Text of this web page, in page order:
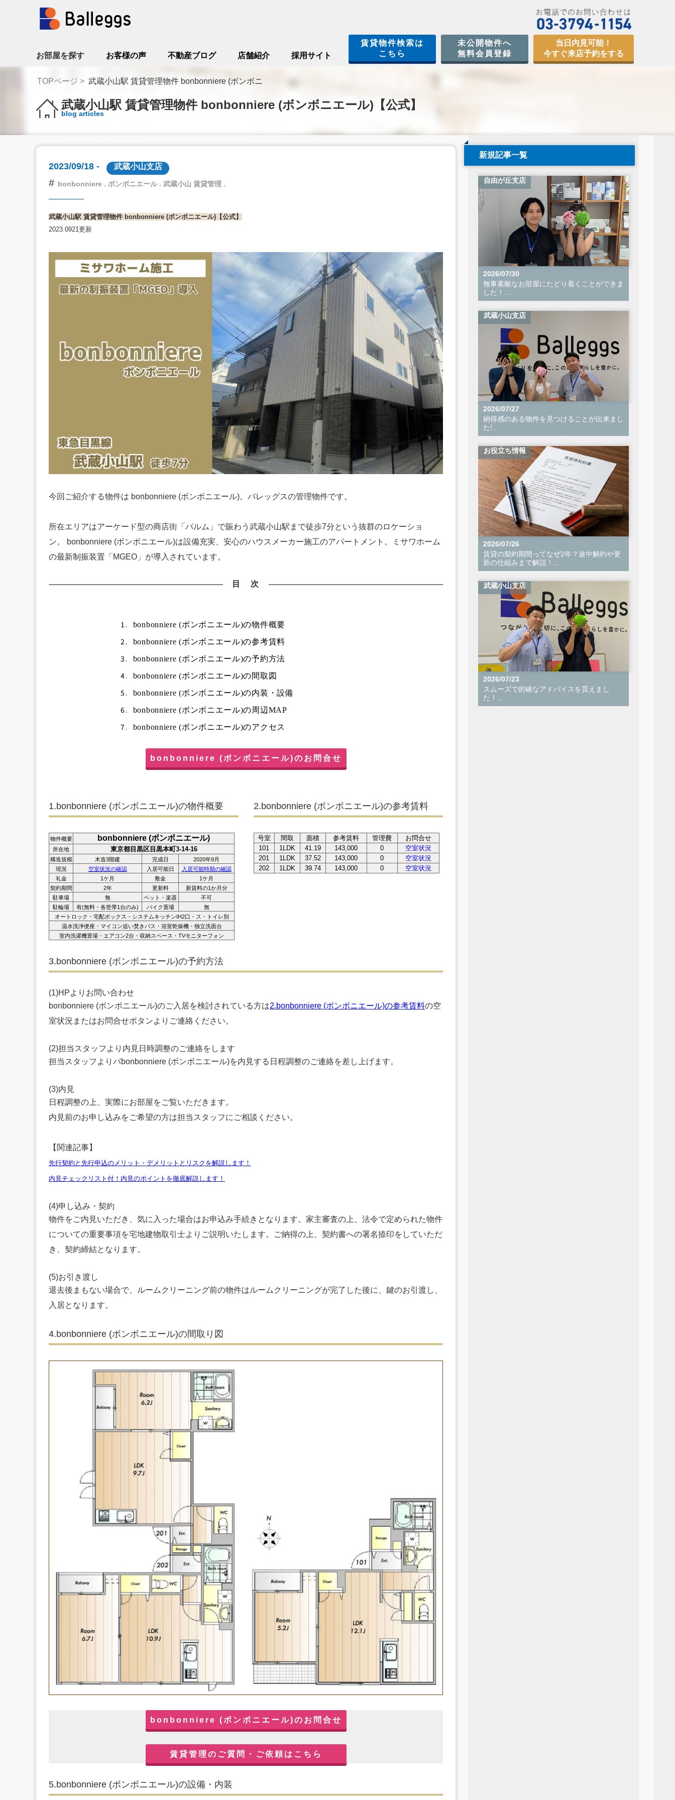
お部屋を探す お客様の声 不動産ブログ 店舗紹介 採用サイト
賃貸物件検索は
こちら
未公開物件へ
無料会員登録
当日内見可能！
今すぐ来店予約をする
TOPページ 武蔵小山駅 賃貸管理物件 bonbonniere (ボンボニ
武蔵小山駅 賃貸管理物件 bonbonniere (ボンボニエール)【公式】
blog articles
2023/09/18 - 武蔵小山支店
# bonbonniere . ボンボニエール . 武蔵小山 賃貸管理 .
武蔵小山駅 賃貸管理物件 bonbonniere (ボンボニエール)【公式】
2023.0921更新
今回ご紹介する物件は bonbonniere (ボンボニエール)。バレッグスの管理物件です。
所在エリアはアーケード型の商店街「パルム」で賑わう武蔵小山駅まで徒歩7分という抜群のロケーショ
ン。
bonbonniere (ボンボニエール)は設備充実、安心のハウスメーカー施工のアパートメント。ミサワホーム
の最新制振装置「MGEO」が導入されています。
目 次
1. bonbonniere (ボンボニエール)の物件概要
2. bonbonniere (ボンボニエール)の参考賃料
3. bonbonniere (ボンボニエール)の予約方法
4. bonbonniere (ボンボニエール)の間取図
5. bonbonniere (ボンボニエール)の内装・設備
6. bonbonniere (ボンボニエール)の周辺MAP
7. bonbonniere (ボンボニエール)のアクセス
bonbonniere (ボンボニエール)のお問合せ
1.bonbonniere (ボンボニエール)の物件概要
物件概要 bonbonniere (ボンボニエール)
所在地 東京都目黒区目黒本町3-14-16
構造規模 木造3階建 完成日 2020年9月
現況
空室状況の確認 入居可能日
入居可能時期の確認
礼金
1ケ月 敷金
1ケ月
契約期間
2年 更新料
新賃料の1か月分
駐車場
無 ペット・楽器
不可
駐輪場
有(無料・各世帯1台のみ) バイク置場
無
オートロック・宅配ボックス・システムキッチンIH2口・ス・トイレ別
温水洗浄便座・マイコン追い焚きバス・浴室乾燥機・独立洗面台
室内洗濯機置場・エアコン2台・収納スペース・TVモニターフォン
2.bonbonniere (ボンボニエール)の参考賃料
号室 間取 面積 参考賃料 管理費
お問合せ
101
1LDK 41.19 143,000 0
空室状況
201
1LDK 37.52 143,000 0
空室状況
202
1LDK 39.74 143,000 0 空室状況
3.bonbonniere (ボンボニエール)の予約方法
(1)HPよりお問い合わせ
bonbonniere (ボンボニエール)のご入居を検討されている方は2.bonbonniere (ボンボニエール)の参考賃料の空
室状況またはお問合せボタンよりご連絡ください。
(2)担当スタッフより内見日時調整のご連絡をします
担当スタッフよりパbonbonniere (ボンボニエール)を内見する日程調整のご連絡を差し上げます。
(3)内見
日程調整の上、実際にお部屋をご覧いただきます。
内見前のお申し込みをご希望の方は担当スタッフにご相談ください。
【関連記事】
先行契約と先行申込のメリット・デメリットとリスクを解説します！
内見チェックリスト付！内見のポイントを徹底解説します！
(4)申し込み・契約
物件をご内見いただき、気に入った場合はお申込み手続きとなります。家主審査の上、法令で定められた物件
についての重要事項を宅地建物取引士よりご説明いたします。ご納得の上、契約書への署名捺印をしていただ
き、契約締結となります。
(5)お引き渡し
退去後まもない場合で、ルームクリーニング前の物件はルームクリーニングが完了した後に、鍵のお引渡し、
入居となります。
4.bonbonniere (ボンボニエール)の間取り図
bonbonniere (ボンボニエール)のお問合せ
賃貸管理のご質問・ご依頼はこちら
5.bonbonniere (ボンボニエール)の設備・内装
新規記事一覧
自由が丘支店
2026/07/30
無事素敵なお部屋にたどり着くことができま
した！...
武蔵小山支店
2026/07/27
納得感のある物件を見つけることが出来まし
た!...
お役立ち情報
2026/07/26
賃貸の契約期間ってなぜ2年？途中解約や更
新の仕組みまで解説！...
武蔵小山支店
2026/07/23
スムーズで的確なアドバイスを貰えまし
た！...